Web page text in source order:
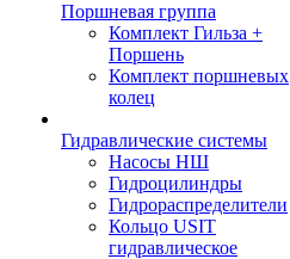
Поршневая группа
Комплект Гильза +
Поршень
Комплект поршневых
колец
Гидравлические системы
Насосы НШ
Гидроцилиндры
Гидрораспределители
Кольцо USIT
гидравлическое